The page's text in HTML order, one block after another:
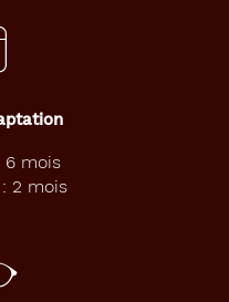
6 mois
2 mois